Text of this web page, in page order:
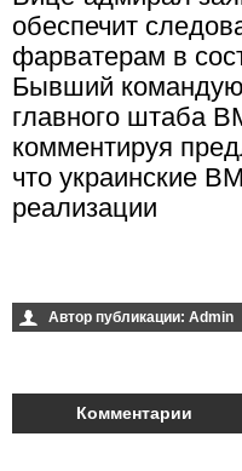
обеспечит
фарватерам в
Бывший
главного штаба
комментируя
что украинские
реализации
Автор публикации: Admin
Комментарии